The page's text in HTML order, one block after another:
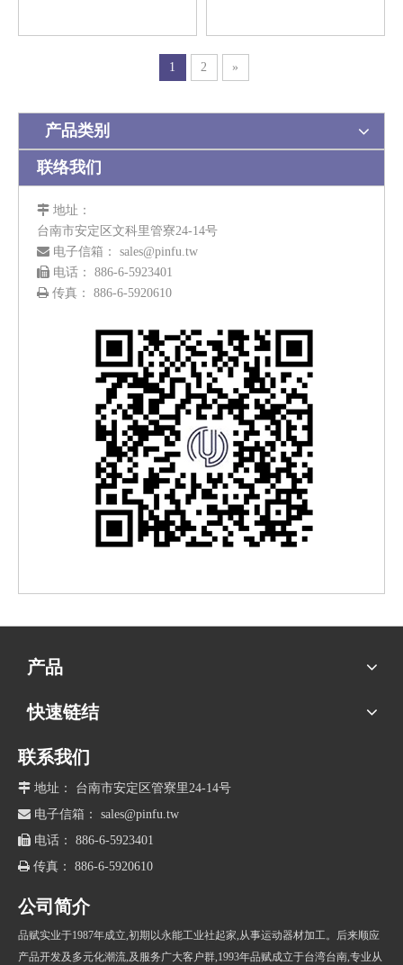
1 2 »
产品类别
联络我们
 地址：
台南市安定区文科里管寮24-14号
 电子信箱： sales@pinfu.tw
 电话： 886-6-5923401
 传真： 886-6-5920610
产品
快速链结
联系我们
 地址： 台南市安定区管寮里24-14号
 电子信箱： sales@pinfu.tw
 电话： 886-6-5923401
 传真： 886-6-5920610
公司简介
品赋实业于1987年成立,初期以永能工业社起家,从事运动器材加工。后来顺应
产品开发及多元化潮流,及服务广大客户群,1993年品赋成立于台湾台南,专业从